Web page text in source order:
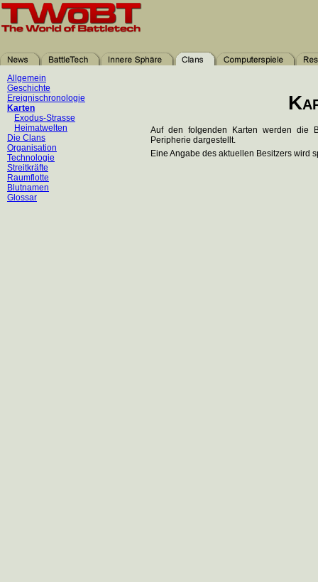
Allgemein
Geschichte
Ereignischronologie
Karten
Exodus-Strasse
Heimatwelten
Die Clans
Organisation
Technologie
Streitkräfte
Raumflotte
Blutnamen
Glossar
Auf den folgenden Karten werden die
Peripherie dargestellt.
Eine Angabe des aktuellen Besitzers wird